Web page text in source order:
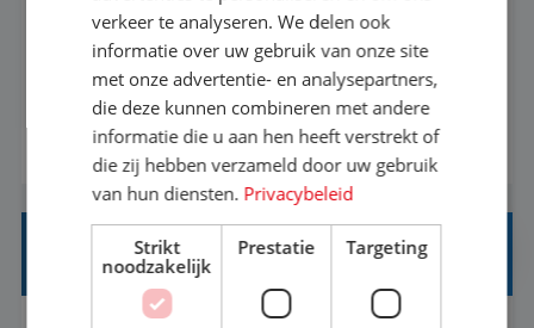
Als Stagiaire Business Intelligence ga je de
informatiebehoefte van verschillende interne
afdelingen specificeren. Aan de hand van deze
informatiebehoefte ga je BI-producten zoals
adviezen, rapportages en dashboards
ontwikkelen, aanpassen en leveren. Deze
producten ontwikkel je door middel van de data
uit ons datawa...
BEKIJK VACATURE
INKOPER VAKANTIES
verkeer te analyseren. We delen ook
informatie over uw gebruik van onze site
met onze advertentie- en analysepartners,
die deze kunnen combineren met andere
informatie die u aan hen heeft verstrekt of
die zij hebben verzameld door uw gebruik
van hun diensten. Privacybeleid
Strikt
noodzakelijk
Prestatie Targeting